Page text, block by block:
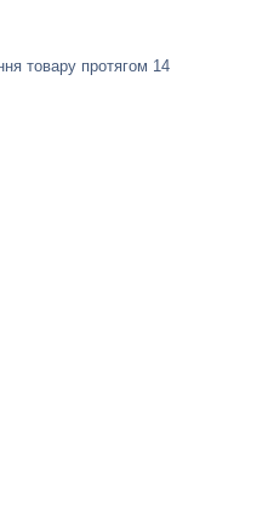
товару протягом 14